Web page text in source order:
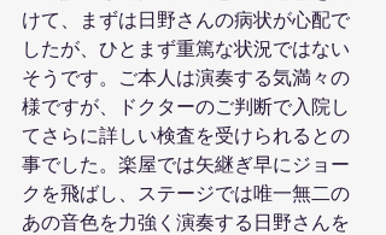
けて、まずは日野さんの病状が心配で
したが、ひとまず重篤な状況ではない
そうです。ご本人は演奏する気満々の
様ですが、ドクターのご判断で入院し
てさらに詳しい検査を受けられるとの
事でした。楽屋では矢継ぎ早にジョー
クを飛ばし、ステージでは唯一無二の
あの音色を力強く演奏する日野さんを